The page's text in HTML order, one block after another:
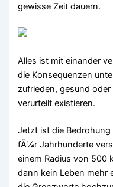
gewisse Zeit dauern.
Alles ist mit einander
die Konsequenzen
zufrieden, gesund
verurteilt existieren.
Jetzt ist die
fÃ¼r Jahrhunderte
einem Radius von 500
dann kein Leben mehr